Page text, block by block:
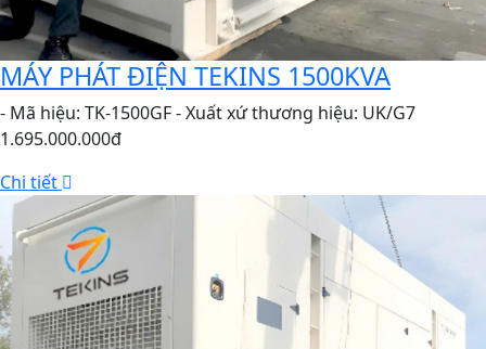
MÁY PHÁT ĐIỆN TEKINS 1500KVA
- Mã hiệu: TK-1500GF - Xuất xứ thương hiệu: UK/G7
1.695.000.000đ
Chi tiết